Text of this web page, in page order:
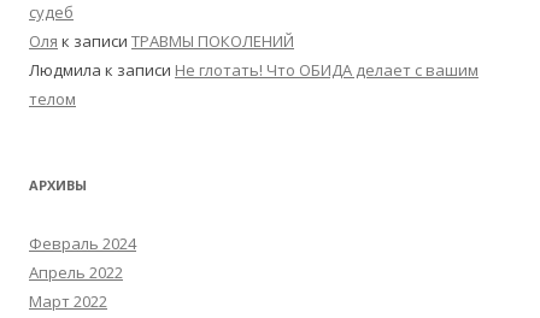
судеб
Оля к записи ТРАВМЫ ПОКОЛЕНИЙ
Людмила к записи Не глотать! Что ОБИДА делает с вашим
телом
АРХИВЫ
Февраль 2024
Апрель 2022
Март 2022